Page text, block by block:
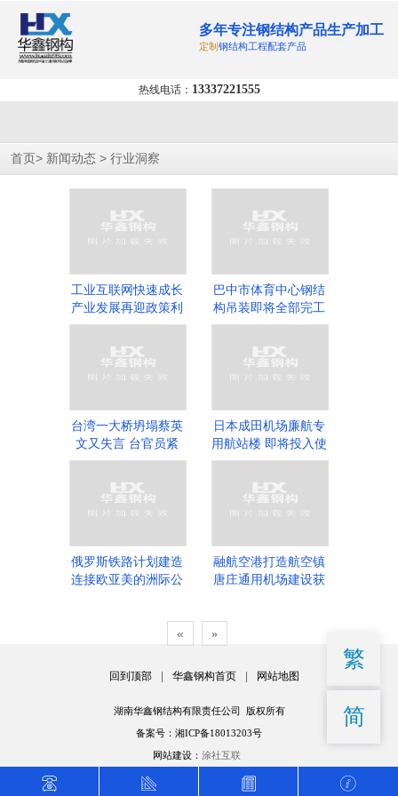
多年专注钢结构产品生产加工
定制钢结构工程配套产品
热线电话： 13337221555
首页> 新闻动态 > 行业洞察
工业互联网快速成长
产业发展再迎政策利
好
巴中市体育中心钢结
构吊装即将全部完工
台湾一大桥坍塌蔡英
文又失言 台官员紧
急“背锅”
日本成田机场廉航专
用航站楼 即将投入使
用
俄罗斯铁路计划建造
连接欧亚美的洲际公
融航空港打造航空镇
唐庄通用机场建设获
« »
回到顶部 | 华鑫钢构首页 | 网站地图
湖南华鑫钢结构有限责任公司 版权所有
备案号：湘ICP备18013203号
网站建设： 涂社互联
繁
简